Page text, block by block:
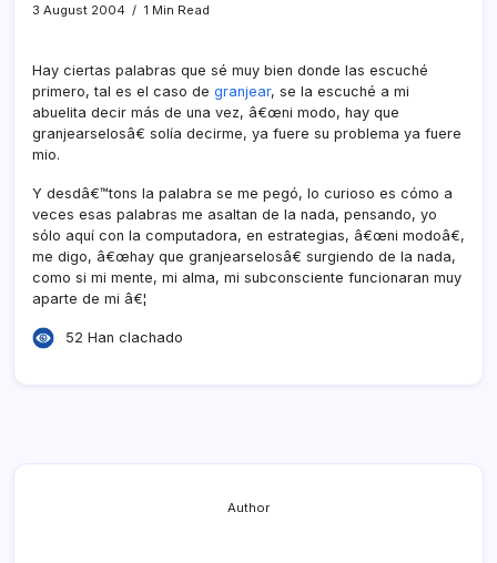
3 August 2004
1 Min Read
Hay ciertas palabras que sé muy bien donde las escuché
primero, tal es el caso de granjear, se la escuché a mi
abuelita decir más de una vez, â€œni modo, hay que
granjearselosâ€ solí­a decirme, ya fuere su problema ya fuere
mio.
Y desdâ€™tons la palabra se me pegó, lo curioso es cómo a
veces esas palabras me asaltan de la nada, pensando, yo
sólo aquí­ con la computadora, en estrategias, â€œni modoâ€,
me digo, â€œhay que granjearselosâ€ surgiendo de la nada,
como si mi mente, mi alma, mi subconsciente funcionaran muy
aparte de mi â€¦
52 Han clachado
Author